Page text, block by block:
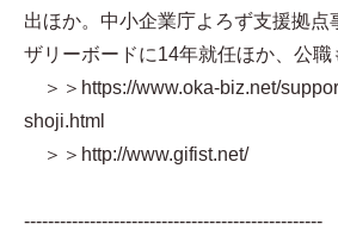
出ほか。中小企業庁よろず支援拠点
ザリーボードに14年就任ほか、公職
＞＞https://www.oka-biz.net/
shoji.html
＞＞http://www.gifist.net/
--------------------------------------------------